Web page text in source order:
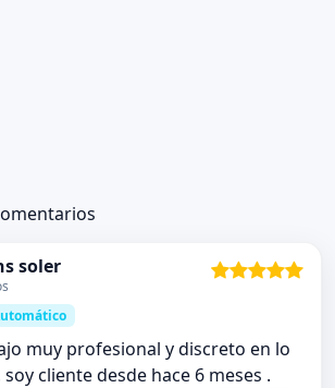
soler
muy profesional y discreto en lo
cliente desde hace 6 meses .